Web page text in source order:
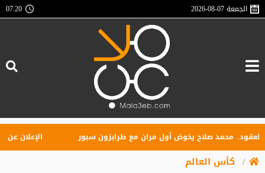
الجمعة2026-08-07
07:20
محمد صلاح يخوض أول مران مع طرابزون سبور الإعلان عن
كأس العالم